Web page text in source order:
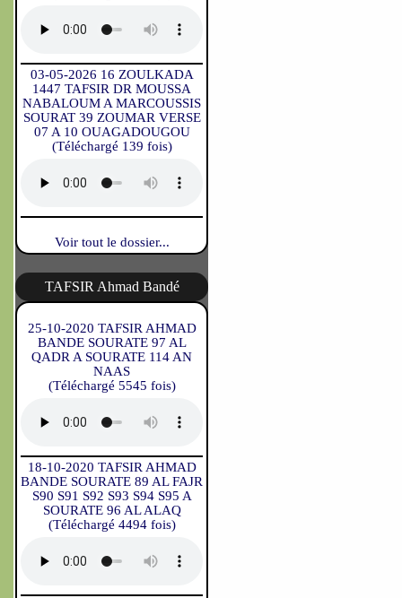
03-05-2026 16 ZOULKADA
1447 TAFSIR DR MOUSSA
NABALOUM A MARCOUSSIS
SOURAT 39 ZOUMAR VERSE
07 A 10 OUAGADOUGOU
(Téléchargé 139 fois)
Voir tout le dossier...
TAFSIR Ahmad Bandé
25-10-2020 TAFSIR AHMAD
BANDE SOURATE 97 AL
QADR A SOURATE 114 AN
NAAS
(Téléchargé 5545 fois)
18-10-2020 TAFSIR AHMAD
BANDE SOURATE 89 AL FAJR
S90 S91 S92 S93 S94 S95 A
SOURATE 96 AL ALAQ
(Téléchargé 4494 fois)